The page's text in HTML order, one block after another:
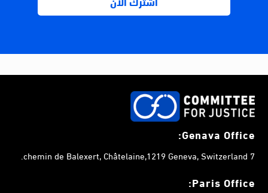
Genava Office:
7 chemin de Balexert, Châtelaine,1219 Geneva, Switzerland.
Paris Office: